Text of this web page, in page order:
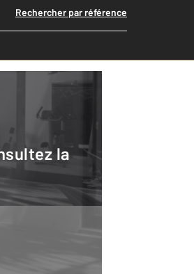
Rechercher par référence